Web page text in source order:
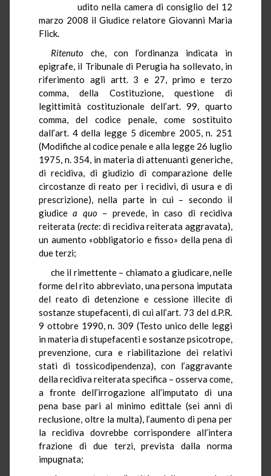
udito nella camera di consiglio del 12
marzo 2008 il Giudice relatore Giovanni Maria
Flick.
Ritenuto che, con l’ordinanza indicata in
epigrafe, il Tribunale di Perugia ha sollevato, in
riferimento agli artt. 3 e 27, primo e terzo
comma, della Costituzione, questione di
legittimità costituzionale dell’art. 99, quarto
comma, del codice penale, come sostituito
dall’art. 4 della legge 5 dicembre 2005, n. 251
(Modifiche al codice penale e alla legge 26 luglio
1975, n. 354, in materia di attenuanti generiche,
di recidiva, di giudizio di comparazione delle
circostanze di reato per i recidivi, di usura e di
prescrizione), nella parte in cui – secondo il
giudicea quo– prevede, in caso di recidiva
reiterata (recte: di recidiva reiterata aggravata),
un aumento «obbligatorio e fisso» della pena di
due terzi;
che il rimettente – chiamato a giudicare, nelle
forme del rito abbreviato, una persona imputata
del reato di detenzione e cessione illecite di
sostanze stupefacenti, di cui all’art. 73 del d.P.R.
9 ottobre 1990, n. 309 (Testo unico delle leggi
in materia di stupefacenti e sostanze psicotrope,
prevenzione, cura e riabilitazione dei relativi
stati di tossicodipendenza), con l’aggravante
della recidiva reiterata specifica – osserva come,
a fronte dell’irrogazione all’imputato di una
pena base pari al minimo edittale (sei anni di
reclusione, oltre la multa), l’aumento di pena per
la recidiva dovrebbe corrispondere all’intera
frazione di due terzi, prevista dalla norma
impugnata;